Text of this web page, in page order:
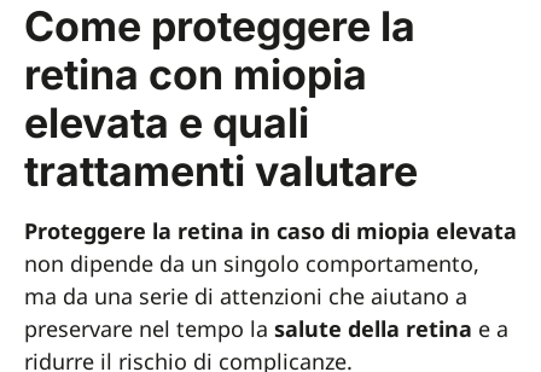
Come proteggere la
retina con miopia
elevata e quali
trattamenti valutare
Proteggere la retina in caso di miopia elevata
non dipende da un singolo comportamento,
ma da una serie di attenzioni che aiutano a
preservare nel tempo la salute della retina e a
ridurre il rischio di complicanze.